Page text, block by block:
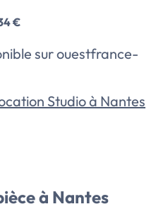
€
sur ouestfrance-
Studio à Nantes
à Nantes